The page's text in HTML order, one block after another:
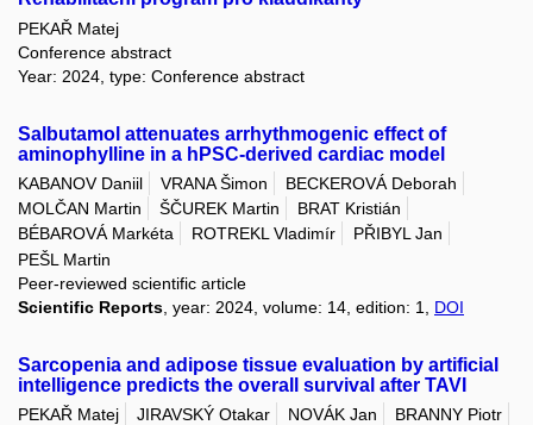
PEKAŘ Matej
Conference abstract
Year: 2024, type: Conference abstract
Salbutamol attenuates arrhythmogenic effect of
aminophylline in a hPSC-derived cardiac model
KABANOV Daniil VRANA Šimon
BECKEROVÁ Deborah
MOLČAN Martin
ŠČUREK Martin
BRAT Kristián
BÉBAROVÁ Markéta
ROTREKL Vladimír
PŘIBYL Jan
PEŠL Martin
Peer-reviewed scientific article
Scientific Reports , year: 2024, volume: 14, edition: 1, DOI
Sarcopenia and adipose tissue evaluation by artificial
intelligence predicts the overall survival after TAVI
PEKAŘ Matej JIRAVSKÝ Otakar NOVÁK Jan
BRANNY Piotr